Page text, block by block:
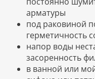
арматуры
под раковиной
герметичность
напор воды
засоренность
в ванной или